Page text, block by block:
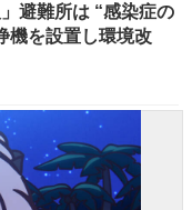
避難所は “感染症の
を設置し環境改